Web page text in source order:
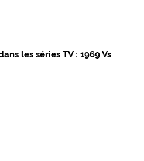
les séries TV : 1969 Vs